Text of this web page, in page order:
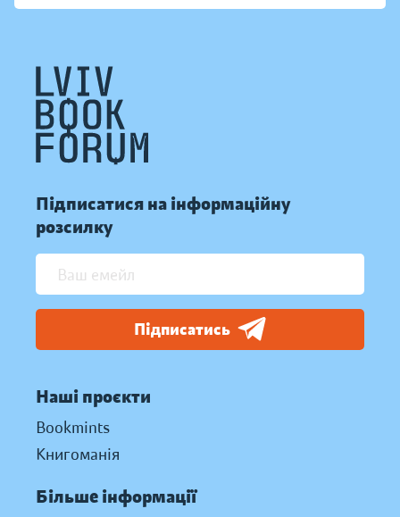
Підписатися на інформаційну
розсилку
Підписатись
Наші проєкти
Bookmints
Книгоманія
Більше інформації